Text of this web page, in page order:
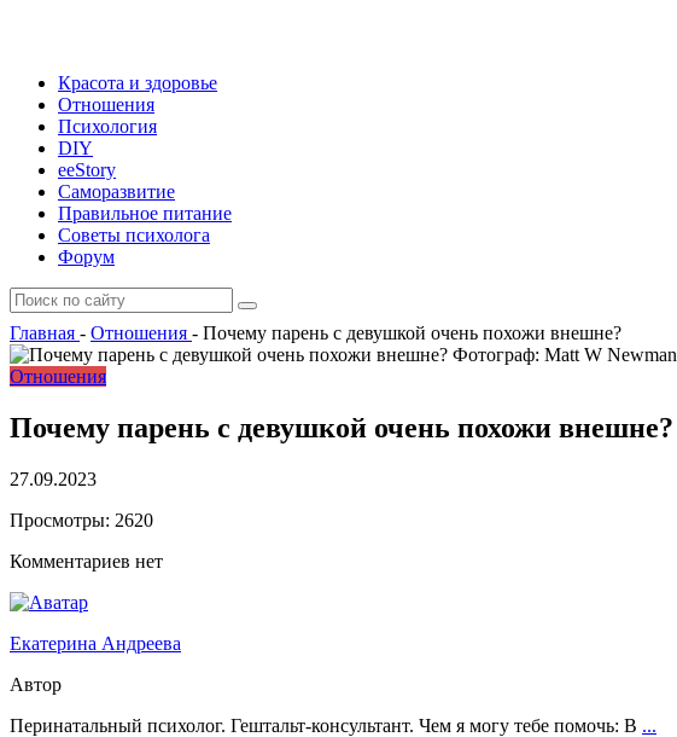
Красота и здоровье
Отношения
Психология
DIY
ееStory
Саморазвитие
Правильное питание
Советы психолога
Форум
Главная - Отношения - Почему парень с девушкой очень похожи внешне?
Фотограф: Matt W Newman
Отношения
Почему парень с девушкой очень похожи внешне?
27.09.2023
Просмотры: 2620
Комментариев нет
Екатерина Андреева
Автор
Перинатальный психолог. Гештальт-консультант. Чем я могу тебе помочь: В ...